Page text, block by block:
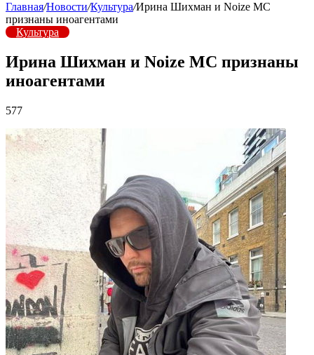
Главная/Новости/Культура/Ирина Шихман и Noize MC
признаны иноагентами
Культура
Ирина Шихман и Noize MC признаны
иноагентами
577